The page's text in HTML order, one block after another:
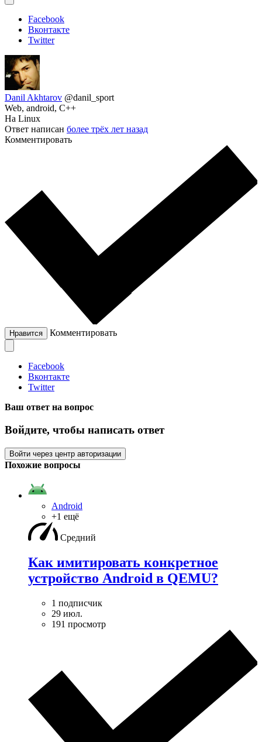
Facebook
Вконтакте
Twitter
Danil Akhtarov @danil_sport
Web, android, C++
На Linux
Ответ написан более трёх лет назад
Комментировать
Нравится Комментировать
Facebook
Вконтакте
Twitter
Ваш ответ на вопрос
Войдите, чтобы написать ответ
Войти через центр авторизации
Похожие вопросы
Android
+1 ещё
Средний
Как имитировать конкретное
устройство Android в QEMU?
1 подписчик
29 июл.
191 просмотр